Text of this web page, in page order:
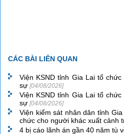
CÁC BÀI LIÊN QUAN
Viện KSND tỉnh Gia Lai tổ
sự [04/08/2026]
Viện KSND tỉnh Gia Lai tổ
sự [04/08/2026]
Viện kiểm sát nhân dân tỉnh
chức cho người khác xuất cảnh
4 bị cáo lãnh án gần 40 năm tù